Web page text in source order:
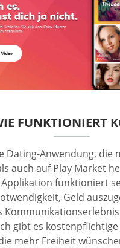
FUNKTIONIERT
Dating-Anwendung, die
auch auf Play Market
funktioniert
Geld
gibt es
mehr Freiheit